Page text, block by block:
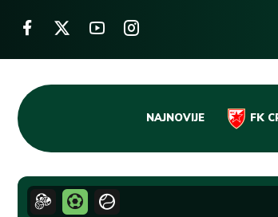
Skip
content
NAJNOVIJE FK